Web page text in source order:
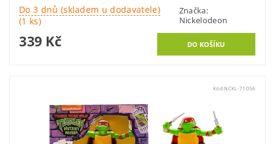
Do 3 dnů (skladem u dodavatele)
(1 ks)
Značka:
Nickelodeon
339 Kč
Kód:NCKL-71056